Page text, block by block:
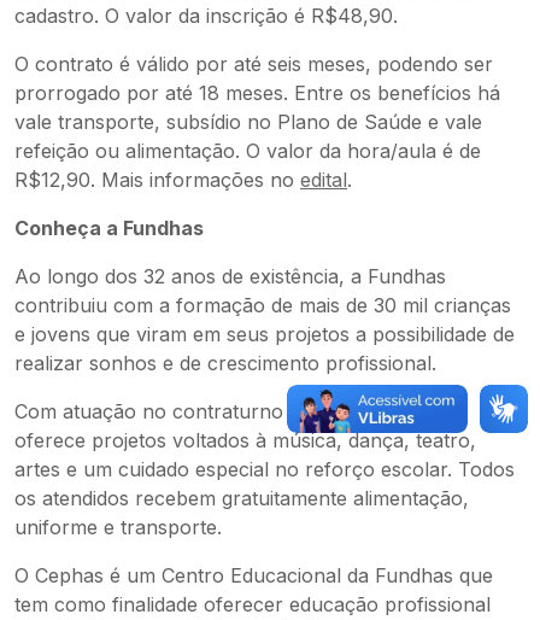
cadastro. O valor da inscrição é R$48,90.
O contrato é válido por até seis meses, podendo ser
prorrogado por até 18 meses. Entre os benefícios há
vale transporte, subsídio no Plano de Saúde e vale
refeição ou alimentação. O valor da hora/aula é de
R$12,90. Mais informações no edital.
Conheça a Fundhas
Ao longo dos 32 anos de existência, a Fundhas
contribuiu com a formação de mais de 30 mil crianças
e jovens que viram em seus projetos a possibilidade de
realizar sonhos e de crescimento profissional.
Com atuação no contraturno escolar, a Fundhas
oferece projetos voltados à música, dança, teatro,
artes e um cuidado especial no reforço escolar. Todos
os atendidos recebem gratuitamente alimentação,
uniforme e transporte.
O Cephas é um Centro Educacional da Fundhas que
tem como finalidade oferecer educação profissional